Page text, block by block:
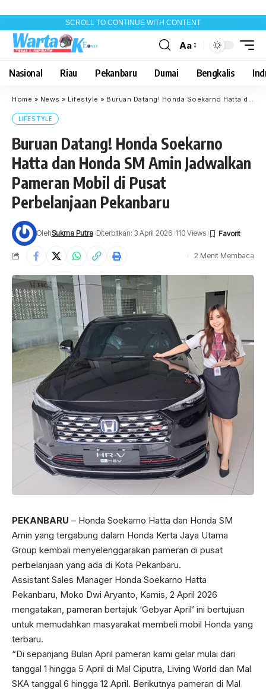
SCROLL TO CONTINUE WITH CONTENT
Font
Aa
Nasional Riau Pekanbaru Dumai Bengkalis
Home » News » Lifestyle » Buruan Datang! Honda Soekarno Hatta dan Honda SM Amin Jadwalkan Pameran Mobil di Pusat Perbelanjaan Pekanbaru
LIFESTYLE
Buruan Datang! Honda Soekarno
Hatta dan Honda SM Amin Jadwalkan
Pameran Mobil di Pusat
Perbelanjaan Pekanbaru
OlehSukma Putra Diterbitkan: 3 April 2026 110 Views
2 Menit Membaca
PEKANBARU – Honda Soekarno Hatta dan Honda SM
Amin yang tergabung dalam Honda Kerta Jaya Utama
Group kembali menyelenggarakan pameran di pusat
perbelanjaan yang ada di Kota Pekanbaru.
Assistant Sales Manager Honda Soekarno Hatta
Pekanbaru, Moko Dwi Aryanto, Kamis, 2 April 2026
mengatakan, pameran bertajuk ‘Gebyar April’ ini bertujuan
untuk memudahkan masyarakat membeli mobil Honda yang
terbaru.
“Di sepanjang Bulan April pameran kami gelar mulai dari
tanggal 1 hingga 5 April di Mal Ciputra, Living World dan Mal
SKA tanggal 6 hingga 12 April. Berikutnya pameran di Mal